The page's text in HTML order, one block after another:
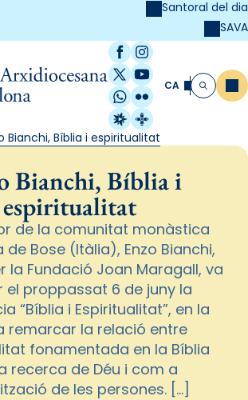
Santoral del dia
SAVA
Facebook
Instagram
X / Twitter
YouTube
WhatsApp
Flickr
Radio Estel
Catalunya
CA Cerca
Bianchi, Bíblia i espiritualitat
Bianchi, Bíblia i
espiritualitat
de la comunitat monàstica
Bose (Itàlia), Enzo Bianchi,
la Fundació Joan Maragall, va
el proppassat 6 de juny la
“Bíblia i Espiritualitat”, en la
remarcar la relació entre
fonamentada en la Bíblia
recerca de Déu i com a
de les persones. […]